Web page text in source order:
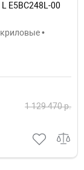
E5BC248L-00
•
1 129 470 р.